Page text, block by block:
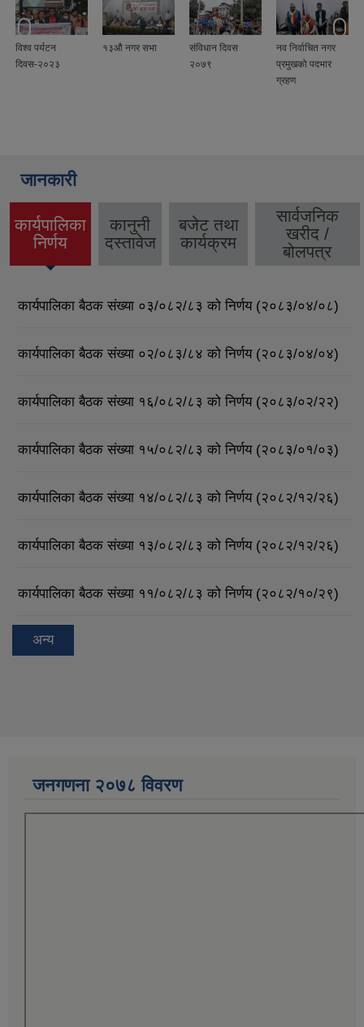
विश्व पर्यटन
दिवस-२०२३
१३औ नगर सभा
संविधान दिवस
२०७९
नव निर्वाचित नगर
प्रमुखको पदभार
ग्रहण
जानकारी
कार्यपालिका
निर्णय
(active
कानुनी
दस्तावेज
बजेट तथा
कार्यक्रम
सार्वजनिक
खरीद /
बोलपत्र
कार्यपालिका बैठक संख्या ०३/०८२/८३ को निर्णय (२०८३/०४/०८)
कार्यपालिका बैठक संख्या ०२/०८३/८४ को निर्णय (२०८३/०४/०४)
कार्यपालिका बैठक संख्या १६/०८२/८३ को निर्णय (२०८३/०२/२२)
कार्यपालिका बैठक संख्या १५/०८२/८३ को निर्णय (२०८३/०१/०३)
कार्यपालिका बैठक संख्या १४/०८२/८३ को निर्णय (२०८२/१२/२६)
कार्यपालिका बैठक संख्या १३/०८२/८३ को निर्णय (२०८२/१२/२६)
कार्यपालिका बैठक संख्या ११/०८२/८३ को निर्णय (२०८२/१०/२९)
अन्य
जनगणना २०७८ विवरण